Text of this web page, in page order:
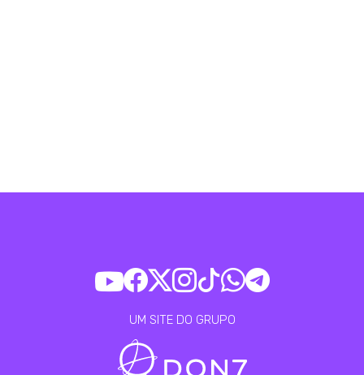
UM SITE DO GRUPO